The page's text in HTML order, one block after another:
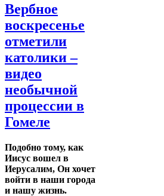
Вербное
воскресенье
отметили
католики –
видео
необычной
процессии в
Гомеле
Подобно тому, как
Иисус вошел в
Иерусалим, Он хочет
войти в наши города
и нашу жизнь.